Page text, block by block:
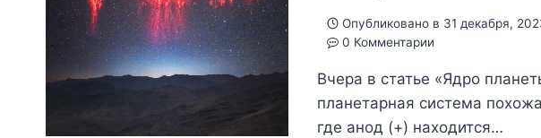
Опубликовано в 31 декабря,
0 Комментарии
Вчера в статье «Ядро
планетарная система
где анод (+) находится…